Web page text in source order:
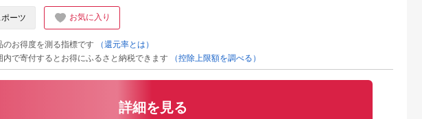
ポーツ お気に入り
お得度を測る指標です
（還元率とは）
で寄付するとお得にふるさと納税できます
（控除上限額を調べる）
詳細を見る